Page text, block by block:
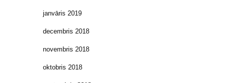
janvāris 2019
decembris 2018
novembris 2018
oktobris 2018